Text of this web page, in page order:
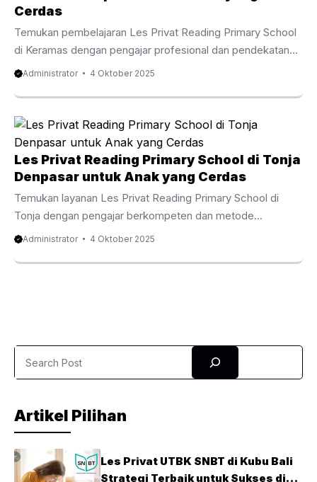
kata, tetapi juga mengerti arti setiap kalimat dengan penuh
percaya diri. Dengan ...
Cerdas
Temukan pembelajaran Les Privat Reading Primary School
di Keramas dengan pengajar profesional dan pendekatan
interaktif yang membuat anak gemar membaca sejak dini.
Privat Reading Primary School di Keramas adalah cara
efektif untuk membekali anak dengan kemampuan
memahami teks dalam bahasa Inggris sejak masa
prasekolah. Program ini didesain agar proses belajar terasa
seru agar anak tidak sekadar memahami kata, tetapi juga
memahami makna kata dan kalimat dengan percaya diri.
Dengan bimbingan guru berpengalaman, anak ...
Administrator 4 Oktober 2025
Les Privat Reading Primary School di Tonja
Denpasar untuk Anak yang Cerdas
Temukan layanan Les Privat Reading Primary School di
Tonja dengan pengajar berkompeten dan metode
menyenangkan yang menumbuhkan minat baca anak sejak
Privat Reading Primary School di Tonja menjadi langkah
memahami kata, tetapi juga mengerti arti setiap kalimat
dengan penuh percaya diri. Dengan pendampingan ...
Administrator 4 Oktober 2025
Artikel Pilihan
Les Privat UTBK SNBT di Kubu Bali
Strategi Terbaik untuk Sukses di